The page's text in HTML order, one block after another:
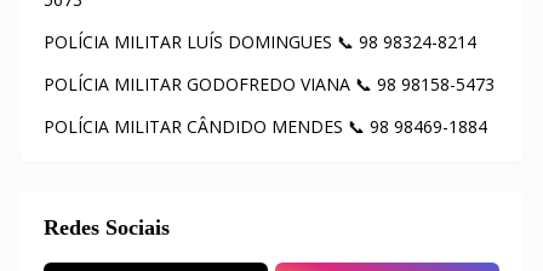
POLÍCIA MILITAR LUÍS DOMINGUES 📞 98 98324-8214
POLÍCIA MILITAR GODOFREDO VIANA 📞 98 98158-5473
POLÍCIA MILITAR CÂNDIDO MENDES 📞 98 98469-1884
Redes Sociais